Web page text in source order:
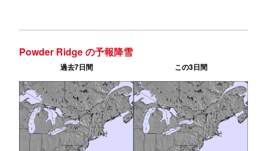
Powder Ridge の予報降雪
過去7日間 この3日間